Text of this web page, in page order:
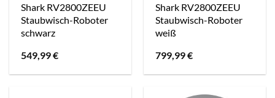
Shark RV2800ZEEU
Staubwisch-Roboter
schwarz
549,99€
Shark RV2800ZEEU
Staubwisch-Roboter
weiß
799,99€